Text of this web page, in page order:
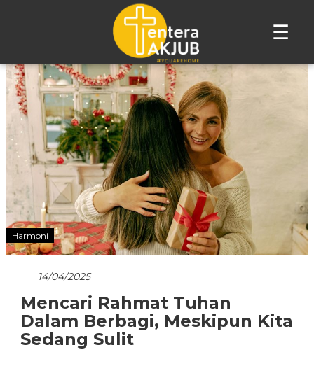
☰
Harmoni
14/04/2025
Mencari Rahmat Tuhan
Dalam Berbagi, Meskipun Kita
Sedang Sulit